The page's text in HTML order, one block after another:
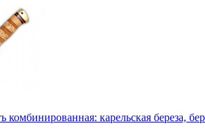
комбинированная: карельская береза,